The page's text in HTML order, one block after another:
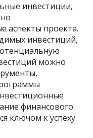
инвестиции,
аспекты проекта.
инвестиций,
можно
финансового
ключом к успеху